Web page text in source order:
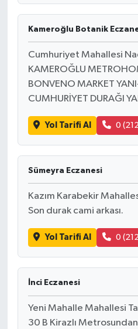
Kameroğlu Botanik
Cumhuriyet Mahallesi
KAMEROĞLU
BONVENO MARKET
CUMHURİYET DURAĞI
Yol Tarifi Al 0
Sümeyra Eczanesi
Kazım Karabekir
Son durak cami arkası.
Yol Tarifi Al 0
İnci Eczanesi
Yeni Mahalle Mahallesi
30 B Kirazlı